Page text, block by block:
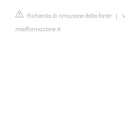
Richiesta di rimozione della fonte |
madformazione.it